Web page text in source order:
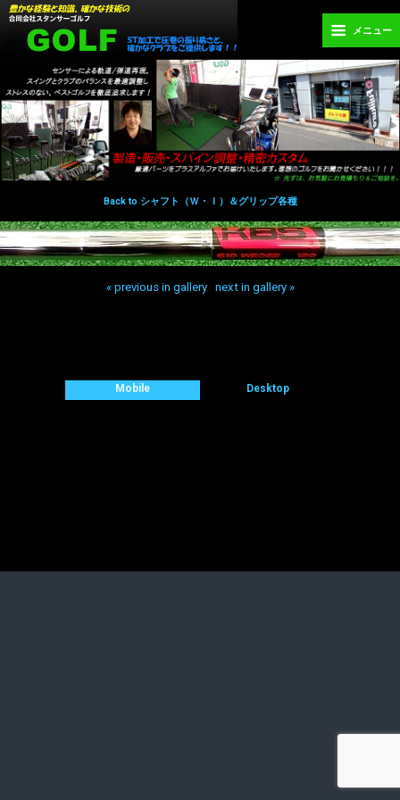
メニュー
Back to シャフト（Ｗ・Ｉ）＆グリップ各種
« previous in gallery next in gallery »
Mobile Desktop